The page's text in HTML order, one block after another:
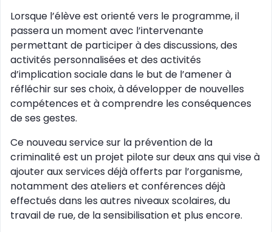
Lorsque l’élève est orienté vers le programme, il
passera un moment avec l’intervenante
permettant de participer à des discussions, des
activités personnalisées et des activités
d’implication sociale dans le but de l’amener à
réfléchir sur ses choix, à développer de nouvelles
compétences et à comprendre les conséquences
de ses gestes.
Ce nouveau service sur la prévention de la
criminalité est un projet pilote sur deux ans qui vise à
ajouter aux services déjà offerts par l’organisme,
notamment des ateliers et conférences déjà
effectués dans les autres niveaux scolaires, du
travail de rue, de la sensibilisation et plus encore.